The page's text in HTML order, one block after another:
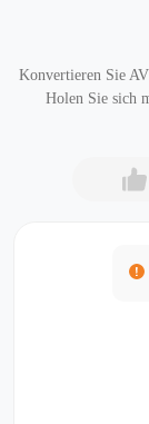
Konvertieren Sie
Holen Sie sich